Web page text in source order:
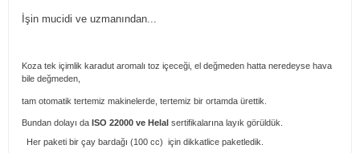
İşin mucidi ve uzmanından...
Koza tek içimlik karadut aromalı toz içeceği, el değmeden hatta neredeyse hava
bile değmeden,
tam otomatik tertemiz makinelerde, tertemiz bir ortamda ürettik.
Bundan dolayı da ISO 22000 ve Helal sertifikalarına layık görüldük.
Her paketi bir çay bardağı (100 cc) için dikkatlice paketledik.